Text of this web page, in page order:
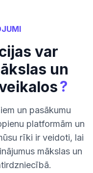
var
un
?
un pasākumu
platformām un
rīki ir veidoti, lai
mākslas un